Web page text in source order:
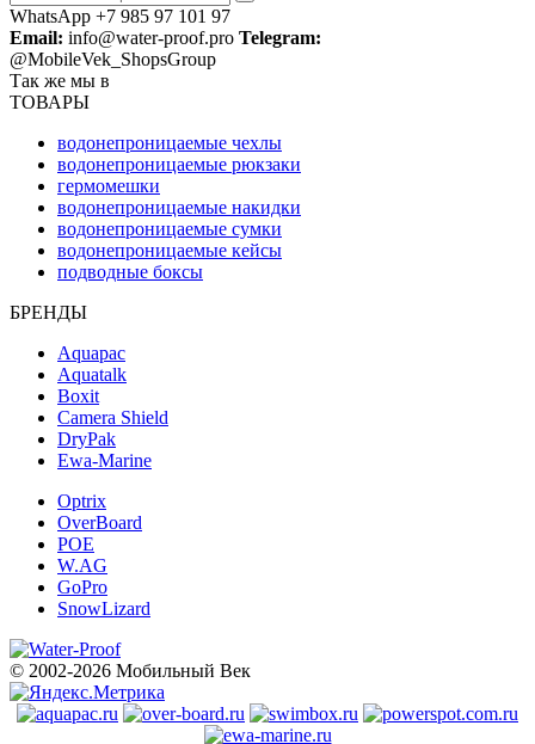
WhatsApp +7 985 97 101 97
Email: info@water-proof.pro Telegram:
@MobileVek_ShopsGroup
Так же мы в
ТОВАРЫ
водонепроницаемые чехлы
водонепроницаемые рюкзаки
гермомешки
водонепроницаемые накидки
водонепроницаемые сумки
водонепроницаемые кейсы
подводные боксы
БРЕНДЫ
Aquapac
Aquatalk
Boxit
Camera Shield
DryPak
Ewa-Marine
Optrix
OverBoard
POE
W.AG
GoPro
SnowLizard
© 2002-2026 Мобильный Век